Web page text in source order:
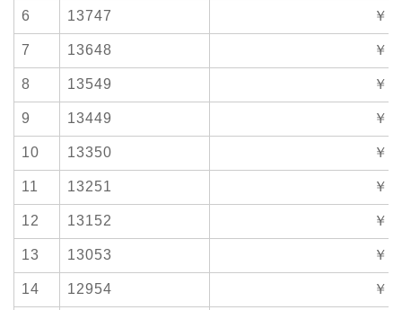
6 13747 ￥
7 13648 ￥
8 13549 ￥
9 13449 ￥
10 13350 ￥
11 13251 ￥
12 13152 ￥
13 13053 ￥
14 12954 ￥